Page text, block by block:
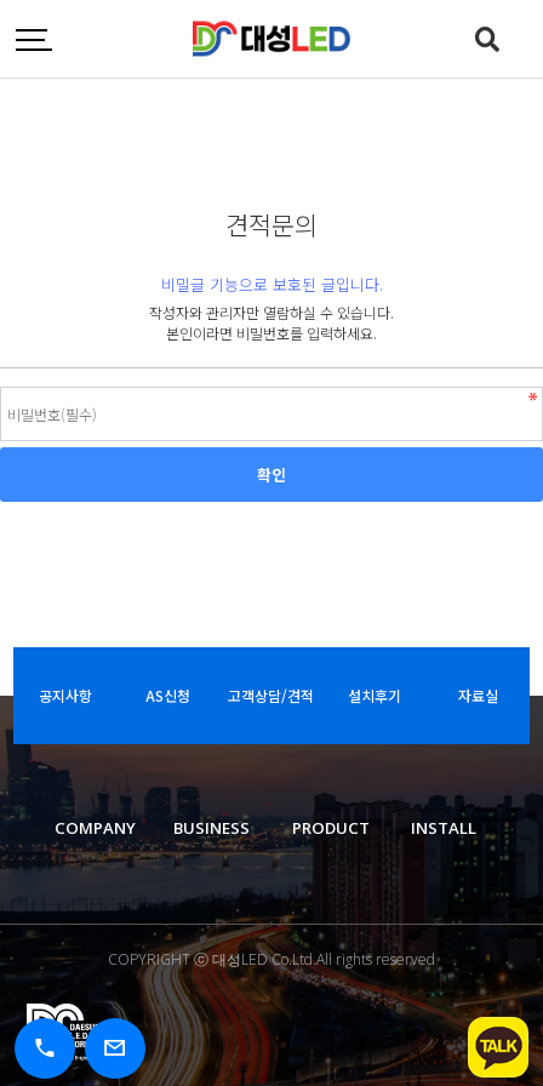
견적문의
비밀글 기능으로 보호된 글입니다.
작성자와 관리자만 열람하실 수 있습니다.
본인이라면 비밀번호를 입력하세요.
공지사항 AS신청 고객상담/견적 설치후기 자료실
COMPANY BUSINESS PRODUCT INSTALL
COPYRIGHT ⓒ 대성LED Co.Ltd.All rights reserved